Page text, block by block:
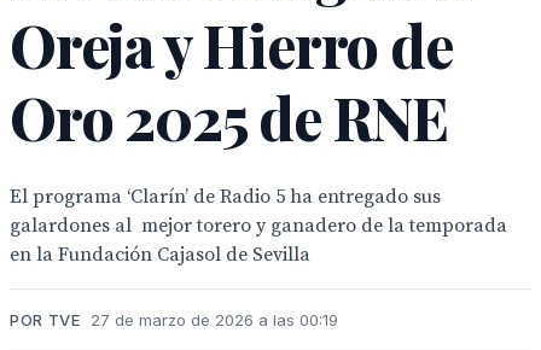
Oreja y Hierro de
Oro 2025 de RNE
El programa ‘Clarín’ de Radio 5 ha entregado sus
galardones al mejor torero y ganadero de la temporada
en la Fundación Cajasol de Sevilla
POR TVE 27 de marzo de 2026 a las 00:19